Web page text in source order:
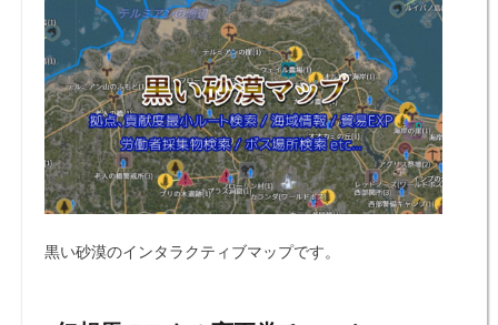
黒い砂漠のインタラクティブマップです。